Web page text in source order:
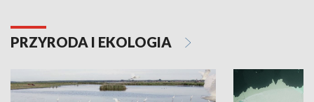
PRZYRODA I EKOLOGIA